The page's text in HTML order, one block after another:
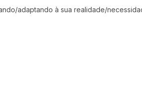
adaptando à sua realidade/